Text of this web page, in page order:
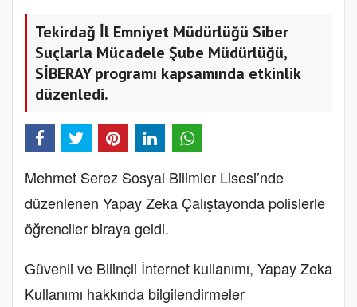
Tekirdağ İl Emniyet Müdürlüğü Siber
Suçlarla Mücadele Şube Müdürlüğü,
SİBERAY programı kapsamında etkinlik
düzenledi.
Mehmet Serez Sosyal Bilimler Lisesi’nde
düzenlenen Yapay Zeka Çalıştayonda polislerle
öğrenciler biraya geldi.
Güvenli ve Bilinçli İnternet kullanımı, Yapay Zeka
Kullanımı hakkında bilgilendirmeler